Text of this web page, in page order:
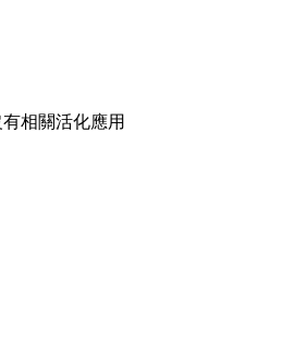
有相關活化應用